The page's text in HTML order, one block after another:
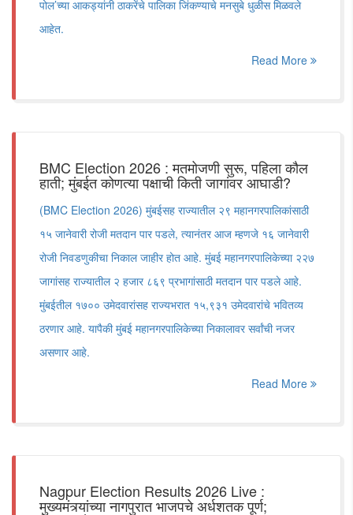
पोल’च्या आकड्यांनी ठाकरेंचे पालिका जिंकण्याचे मनसुबे धुळीस मिळवले
आहेत.
Read More
BMC Election 2026 : मतमोजणी सुरू, पहिला कौल
हाती; मुंबईत कोणत्या पक्षाची किती जागांवर आघाडी?
(BMC Election 2026) मुंबईसह राज्यातील २९ महानगरपालिकांसाठी
१५ जानेवारी रोजी मतदान पार पडले, त्यानंतर आज म्हणजे १६ जानेवारी
रोजी निवडणुकीचा निकाल जाहीर होत आहे. मुंबई महानगरपालिकेच्या २२७
जागांसह राज्यातील २ हजार ८६९ प्रभागांसाठी मतदान पार पडले आहे.
मुंबईतील १७०० उमेदवारांसह राज्यभरात १५,९३१ उमेदवारांचे भवितव्य
ठरणार आहे. यापैकी मुंबई महानगरपालिकेच्या निकालावर सर्वांची नजर
असणार आहे.
Read More
Nagpur Election Results 2026 Live :
मुख्यमंत्र्यांच्या नागपुरात भाजपचे अर्धशतक पूर्ण;